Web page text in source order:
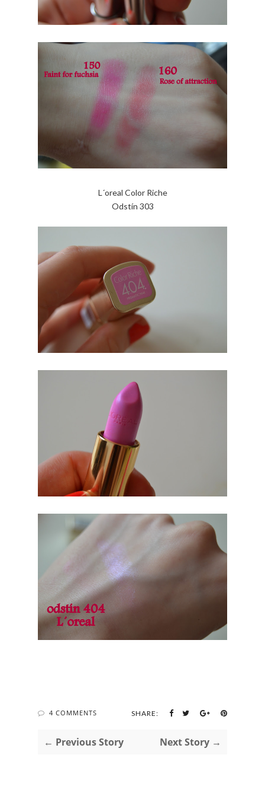
L´oreal Color Riche
Odstín 303
4 COMMENTS SHARE:
← Previous Story Next Story →